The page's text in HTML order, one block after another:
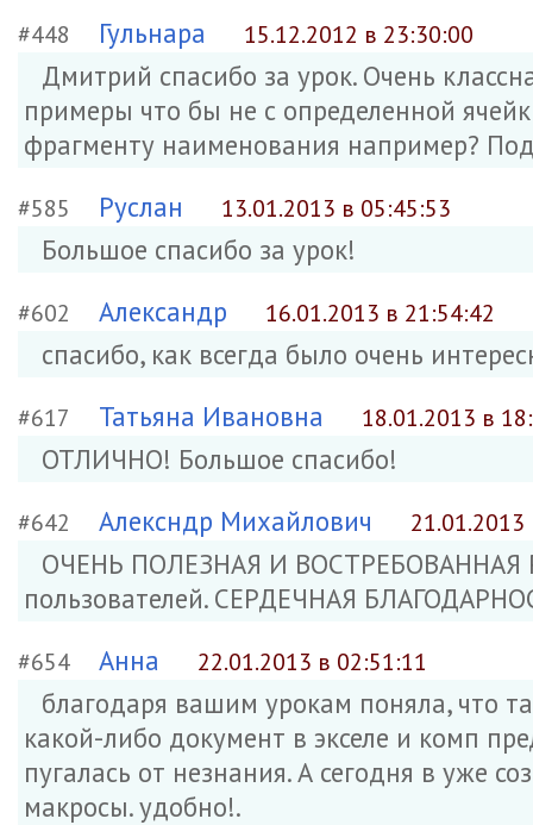
#448 Гульнара 15.12.2012 в 23:30:00
Дмитрий спасибо за урок. Очень
примеры что бы не с определенной
фрагменту наименования например?
#585 Руслан 13.01.2013 в 05:45:53
Большое спасибо за урок!
#602 Александр 16.01.2013 в 21:54:42
спасибо, как всегда было очень
#617 Татьяна Ивановна 18.01.2013 в
ОТЛИЧНО! Большое спасибо!
#642 Алексндр Михайлович
ОЧЕНЬ ПОЛЕЗНАЯ И ВОСТРЕБОВАННАЯ
пользователей. СЕРДЕЧНАЯ
#654 Анна 22.01.2013 в 02:51:11
благодаря вашим урокам поняла, что
какой-либо документ в экселе и комп
пугалась от незнания. А сегодня в уже
макросы. удобно!.